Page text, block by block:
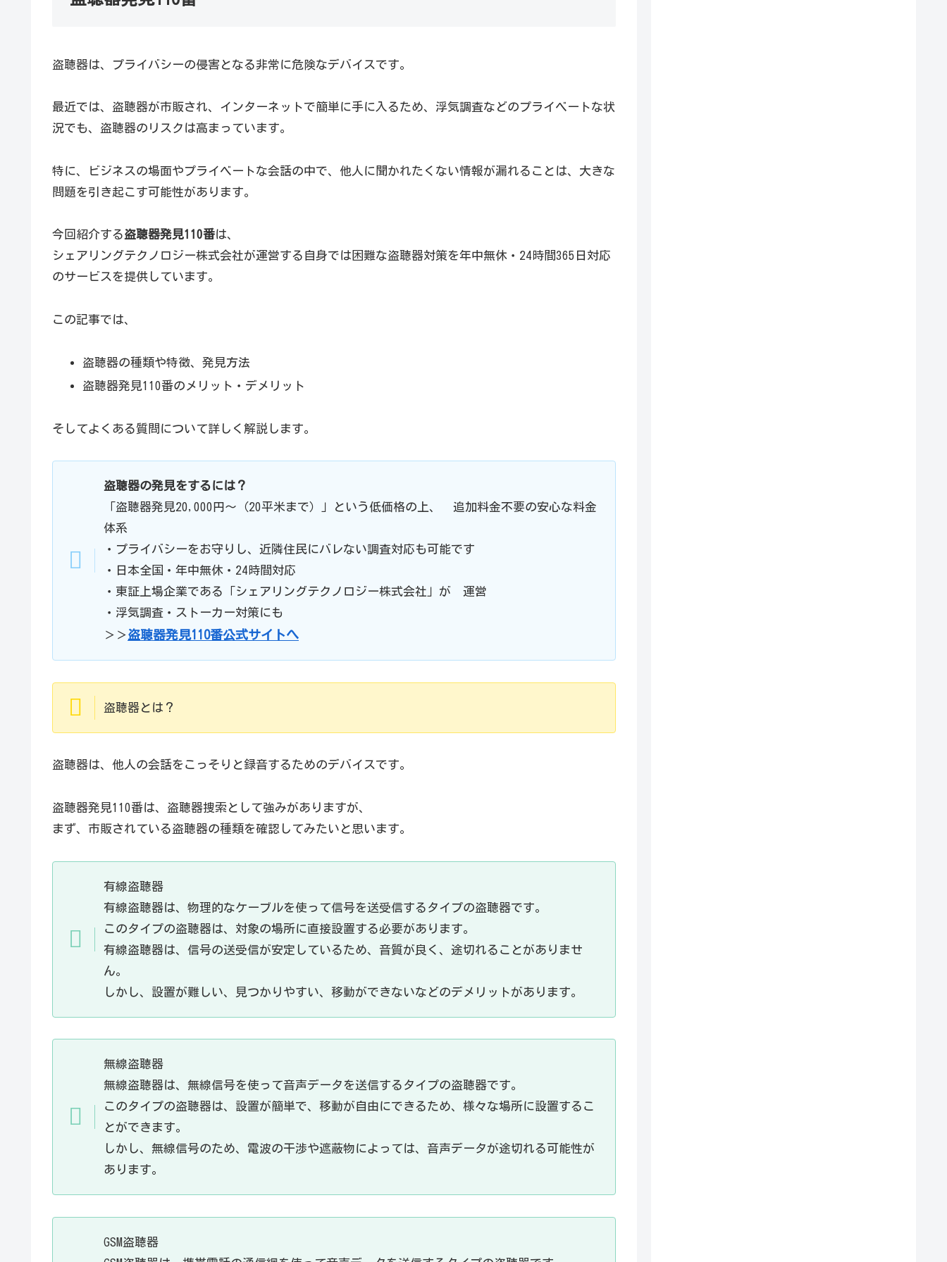
盗聴器は、プライバシーの侵害となる非常に危険なデバイスです。
最近では、盗聴器が市販され、インターネットで簡単に手に入るため、浮気調査などのプライベートな状
況でも、盗聴器のリスクは高まっています。
特に、ビジネスの場面やプライベートな会話の中で、他人に聞かれたくない情報が漏れることは、大きな
問題を引き起こす可能性があります。
今回紹介する盗聴器発見110番は、
シェアリングテクノロジー株式会社が運営する自身では困難な盗聴器対策を年中無休・24時間365日対応
のサービスを提供しています。
この記事では、
盗聴器の種類や特徴、発見方法
盗聴器発見110番のメリット・デメリット
そしてよくある質問について詳しく解説します。
盗聴器の発見をするには？
「盗聴器発見20,000円〜（20平米まで）」という低価格の上、 追加料金不要の安心な料金
体系
・プライバシーをお守りし、近隣住民にバレない調査対応も可能です
・日本全国・年中無休・24時間対応
・東証上場企業である「シェアリングテクノロジー株式会社」が 運営
・浮気調査・ストーカー対策にも
＞＞盗聴器発見110番公式サイトへ
盗聴器とは？
盗聴器は、他人の会話をこっそりと録音するためのデバイスです。
盗聴器発見110番は、盗聴器捜索として強みがありますが、
まず、市販されている盗聴器の種類を確認してみたいと思います。
有線盗聴器
有線盗聴器は、物理的なケーブルを使って信号を送受信するタイプの盗聴器です。
このタイプの盗聴器は、対象の場所に直接設置する必要があります。
有線盗聴器は、信号の送受信が安定しているため、音質が良く、途切れることがありませ
ん。
しかし、設置が難しい、見つかりやすい、移動ができないなどのデメリットがあります。
無線盗聴器
無線盗聴器は、無線信号を使って音声データを送信するタイプの盗聴器です。
このタイプの盗聴器は、設置が簡単で、移動が自由にできるため、様々な場所に設置するこ
とができます。
しかし、無線信号のため、電波の干渉や遮蔽物によっては、音声データが途切れる可能性が
あります。
GSM盗聴器